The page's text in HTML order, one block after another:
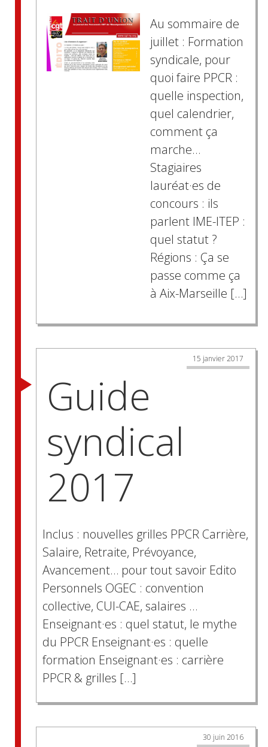
Au sommaire de
juillet : Formation
syndicale, pour
quoi faire PPCR :
quelle inspection,
quel calendrier,
comment ça
marche…
Stagiaires
lauréat·es de
concours : ils
parlent IME-ITEP :
quel statut ?
Régions : Ça se
passe comme ça
à Aix-Marseille […]
15 janvier 2017
Guide
syndical
2017
Inclus : nouvelles grilles PPCR Carrière,
Salaire, Retraite, Prévoyance,
Avancement… pour tout savoir Edito
Personnels OGEC : convention
collective, CUI-CAE, salaires …
Enseignant·es : quel statut, le mythe
du PPCR Enseignant·es : quelle
formation Enseignant·es : carrière
PPCR & grilles […]
30 juin 2016